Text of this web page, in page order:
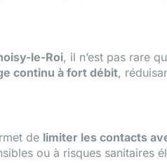
le-Roi, il n’est pas rare
continu à fort débit,
de limiter les contacts
ou à risques sanitaires